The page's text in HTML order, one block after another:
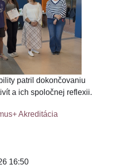
patril dokončovaniu
a ich spoločnej reflexii.
Akreditácia
16:50